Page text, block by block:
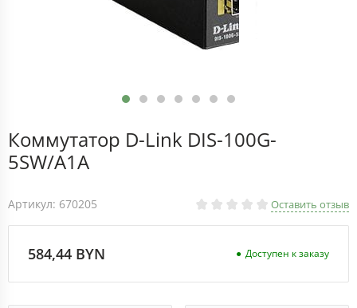
Коммутатор D-Link DIS-100G-
5SW/A1A
Артикул: 670205 Оставить отзыв
584,44 BYN Доступен к заказу